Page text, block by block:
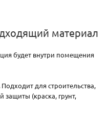
материал
будет внутри помещения
Подходит для строительства,
защиты (краска, грунт,